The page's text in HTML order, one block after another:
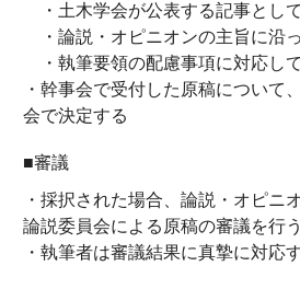
・土木学会が公表する記事とし
・論説・オピニオンの主旨に沿
・執筆要領の配慮事項に対応し
・幹事会で受付した原稿について
会で決定する
■審議
・採択された場合、論説・オピニ
論説委員会による原稿の審議を行う
・執筆者は審議結果に真摯に対応す